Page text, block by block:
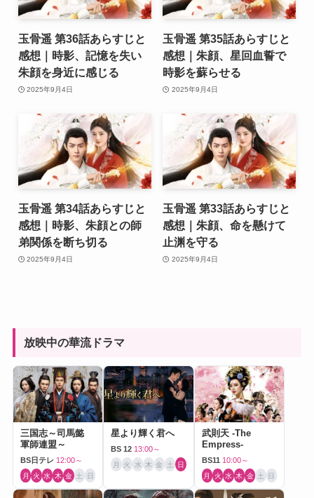
玉骨遥 第36話あらすじと
感想｜時影、記憶を失い
朱顔を身近に感じる
2025年9月4日
玉骨遥 第35話あらすじと
感想｜朱顔、星回血誓で
時影を蘇らせる
2025年9月4日
玉骨遥 第34話あらすじと
感想｜時影、朱顔との師
弟関係を断ち切る
2025年9月4日
玉骨遥 第33話あらすじと
感想｜朱顔、命を懸けて
止渊を守る
2025年9月4日
放映中の華流ドラマ
三国志～司馬懿
軍師連盟～
BS日テレ 12:00～
月 火 水 木 金 土 日
星より輝く君へ
BS 12 13:00～
月 火 水 木 金 土 日
武則天 -The
Empress-
BS11 10:00～
月 火 水 木 金 土 日